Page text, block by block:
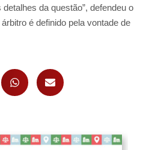
da questão”, defendeu o
é definido pela vontade de